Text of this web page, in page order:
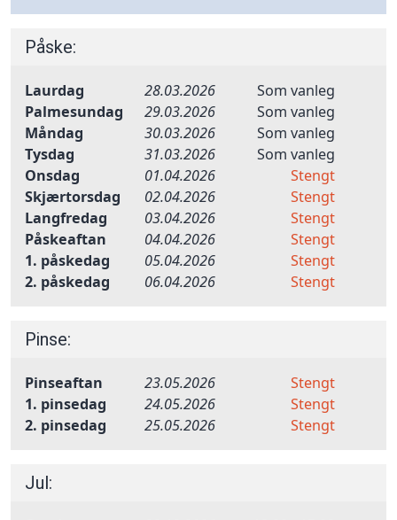
Påske:
Laurdag 28.03.2026
Som vanleg
Palmesundag
29.03.2026
Som vanleg
Måndag
30.03.2026
Som vanleg
Tysdag
31.03.2026
Som vanleg
Onsdag
01.04.2026
Stengt
Skjærtorsdag
02.04.2026
Stengt
Langfredag
03.04.2026
Stengt
Påskeaftan
04.04.2026
Stengt
1. påskedag
05.04.2026
Stengt
2. påskedag
06.04.2026 Stengt
Pinse:
Pinseaftan 23.05.2026
Stengt
1. pinsedag
24.05.2026
Stengt
2. pinsedag
25.05.2026 Stengt
Jul: